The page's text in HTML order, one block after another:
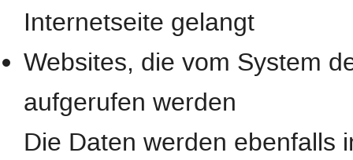
Internetseite gelangt
Websites, die vom System
aufgerufen werden
Die Daten werden ebenfalls